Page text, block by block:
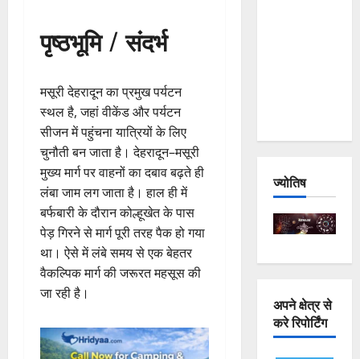
पृष्ठभूमि / संदर्भ
मसूरी देहरादून का प्रमुख पर्यटन
स्थल है, जहां वीकेंड और पर्यटन
सीजन में पहुंचना यात्रियों के लिए
चुनौती बन जाता है। देहरादून–मसूरी
मुख्य मार्ग पर वाहनों का दबाव बढ़ते ही
लंबा जाम लग जाता है। हाल ही में
बर्फबारी के दौरान कोल्हूखेत के पास
पेड़ गिरने से मार्ग पूरी तरह पैक हो गया
था। ऐसे में लंबे समय से एक बेहतर
वैकल्पिक मार्ग की जरूरत महसूस की
जा रही है।
ज्योतिष
अपने क्षेत्र से
करे रिपोर्टिंग